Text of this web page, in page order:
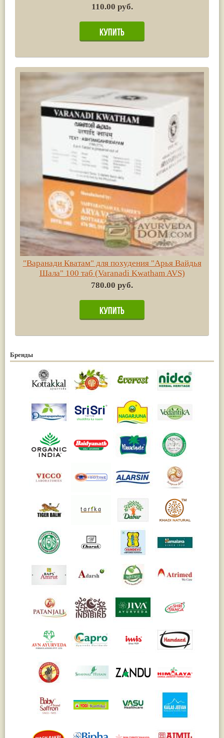
110.00 руб.
"Варанади Кватам" для похудения "Арья Вайдья
Шала" 100 таб (Varanadi Kwatham AVS)
780.00 руб.
Бренды